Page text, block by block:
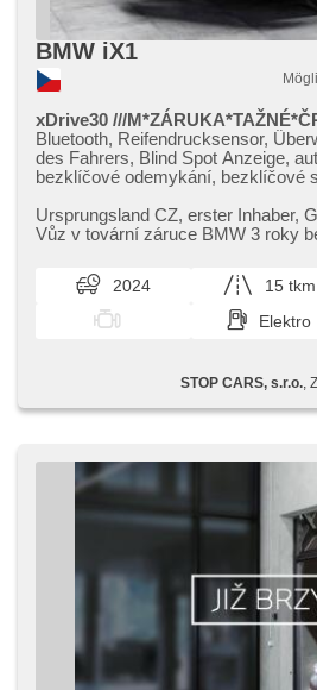
BMW iX1
xDrive30 ///
Bluetooth, Reifendrucksensor,
des Fahrers, Blind Spot Anzeige,
bezklíčové odemykání, bezklíčové
Navigation, digitální přístrojový štít,
palubního počítače, Autoradio,
Multifunktionslenkrad, beheizte
ambientní osvětlení interiéru, zadní
höheneinstellbare Fahrersitz,
beheizte Sitze, Sportsitze, isofix,
El. Klappspiegel,
Vorderscheiben, El.
Zentralverriegelung mit
Rücksitzbank, Adaptive
free, parkovací senzory přední,
Außenthermometer, Servolenkung,
Stabilitätsprogramm (ESP),
Notbremsung (PEBS), 8x Airbag,
Automatikgetriebe,
Fahrkamera, asistent jízdy v
Ursprungsland CZ,​ erster Inhaber,​
Vůz v tovární záruce BMW 3 roky
2024 15 tkm
Elektro
STOP CARS, s.r.o.,